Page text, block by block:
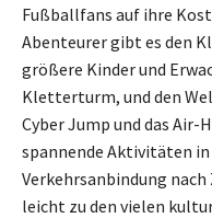
Fußballfans auf ihre
Abenteurer gibt es den
größere Kinder und
Kletterturm, und den
Cyber Jump und das
spannende Aktivitäten in
Verkehrsanbindung
leicht zu den vielen